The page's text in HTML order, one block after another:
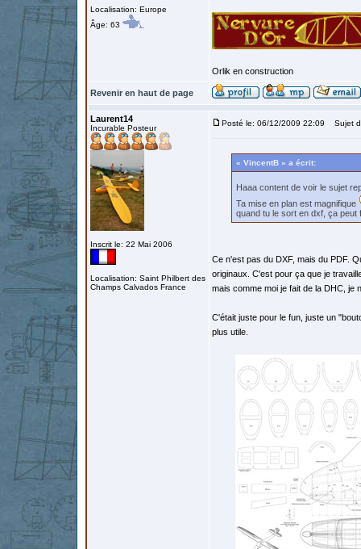
Localisation: Europe
Âge: 63
Orlik en construction
Revenir en haut de page
Laurent14
Incurable Posteur
Inscrit le: 22 Mai 2006
Localisation: Saint Philbert des
Champs Calvados France
Posté le: 06/12/2009 22:09 Sujet
« VincentB » a écrit:
Haaa content de voir le sujet
Ta mise en plan est magnifique
quand tu le sort en dxf, ça
Ce n'est pas du DXF, mais du PDF.
originaux. C'est pour ça que je
mais comme moi je fait de la DHC, je
C'était juste pour le fun, juste un
plus utile.